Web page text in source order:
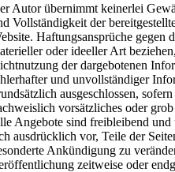
Autor übernimmt keinerlei
Vollständigkeit der
Haftungsansprüche gegen
oder ideeller Art
der dargebotenen
und unvollständiger
ausgeschlossen,
vorsätzliches oder
Angebote sind freibleibend
ausdrücklich vor, Teile der
Ankündigung zu
zeitweise oder